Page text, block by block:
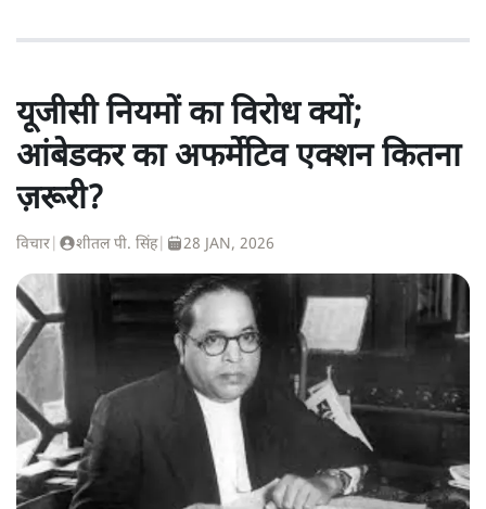
यूजीसी नियमों का विरोध क्यों;
आंबेडकर का अफर्मेटिव एक्शन कितना
ज़रूरी?
विचार शीतल पी. सिंह| 28 JAN, 2026